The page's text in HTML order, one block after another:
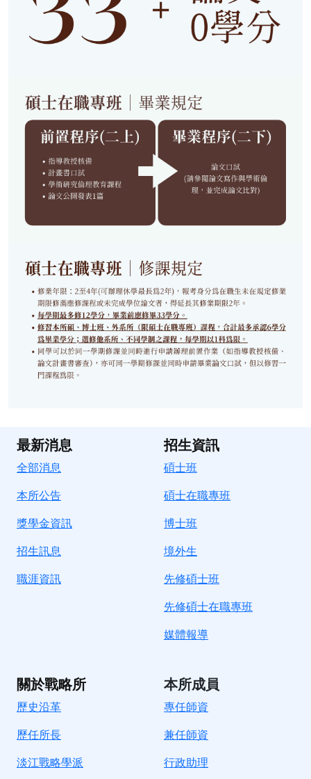
最新消息
全部消息
本所公告
獎學金資訊
招生訊息
職涯資訊
招生資訊
碩士班
碩士在職專班
博士班
境外生
先修碩士班
先修碩士在職專班
媒體報導
關於戰略所
歷史沿革
歷任所長
淡江戰略學派
本所成員
專任師資
兼任師資
行政助理